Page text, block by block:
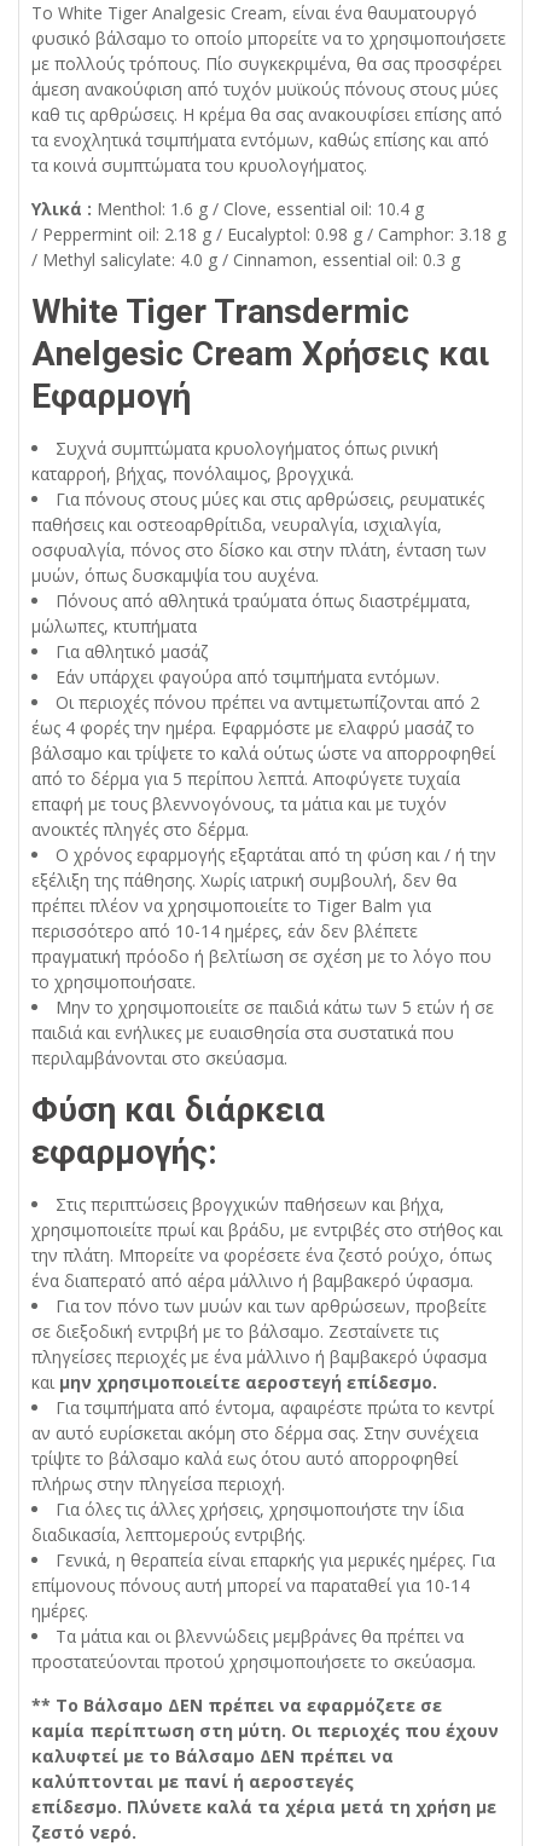
Το White Tiger Analgesic Cream, είναι ένα θαυματουργό
φυσικό βάλσαμο το οποίο μπορείτε να το χρησιμοποιήσετε
με πολλούς τρόπους. Πίο συγκεκριμένα, θα σας προσφέρει
άμεση ανακούφιση από τυχόν μυϊκούς πόνους στους μύες
καθ τις αρθρώσεις. Η κρέμα θα σας ανακουφίσει επίσης από
τα ενοχλητικά τσιμπήματα εντόμων, καθώς επίσης και από
τα κοινά συμπτώματα του κρυολογήματος.
Υλικά : Menthol: 1.6 g / Clove, essential oil: 10.4 g
/ Peppermint oil: 2.18 g / Eucalyptol: 0.98 g / Camphor: 3.18 g
/ Methyl salicylate: 4.0 g / Cinnamon, essential oil: 0.3 g
White Tiger Transdermic
Anelgesic Cream Χρήσεις και
Εφαρμογή
Συχνά συμπτώματα κρυολογήματος όπως ρινική
καταρροή, βήχας, πονόλαιμος, βρογχικά.
Για πόνους στους μύες και στις αρθρώσεις, ρευματικές
παθήσεις και οστεοαρθρίτιδα, νευραλγία, ισχιαλγία,
οσφυαλγία, πόνος στο δίσκο και στην πλάτη, ένταση των
μυών, όπως δυσκαμψία του αυχένα.
Πόνους από αθλητικά τραύματα όπως διαστρέμματα,
μώλωπες, κτυπήματα
Για αθλητικό μασάζ
Εάν υπάρχει φαγούρα από τσιμπήματα εντόμων.
Οι περιοχές πόνου πρέπει να αντιμετωπίζονται από 2
έως 4 φορές την ημέρα. Εφαρμόστε με ελαφρύ μασάζ το
βάλσαμο και τρίψετε το καλά ούτως ώστε να απορροφηθεί
από το δέρμα για 5 περίπου λεπτά. Αποφύγετε τυχαία
επαφή με τους βλεννογόνους, τα μάτια και με τυχόν
ανοικτές πληγές στο δέρμα.
Ο χρόνος εφαρμογής εξαρτάται από τη φύση και / ή την
εξέλιξη της πάθησης. Χωρίς ιατρική συμβουλή, δεν θα
πρέπει πλέον να χρησιμοποιείτε το Tiger Balm για
περισσότερο από 10-14 ημέρες, εάν δεν βλέπετε
πραγματική πρόοδο ή βελτίωση σε σχέση με το λόγο που
το χρησιμοποιήσατε.
Μην το χρησιμοποιείτε σε παιδιά κάτω των 5 ετών ή σε
παιδιά και ενήλικες με ευαισθησία στα συστατικά που
περιλαμβάνονται στο σκεύασμα.
Φύση και διάρκεια
εφαρμογής:
Στις περιπτώσεις βρογχικών παθήσεων και βήχα,
χρησιμοποιείτε πρωί και βράδυ, με εντριβές στο στήθος και
την πλάτη. Μπορείτε να φορέσετε ένα ζεστό ρούχο, όπως
ένα διαπερατό από αέρα μάλλινο ή βαμβακερό ύφασμα.
Για τον πόνο των μυών και των αρθρώσεων, προβείτε
σε διεξοδική εντριβή με το βάλσαμο. Ζεσταίνετε τις
πληγείσες περιοχές με ένα μάλλινο ή βαμβακερό ύφασμα
και μην χρησιμοποιείτε αεροστεγή επίδεσμο.
Για τσιμπήματα από έντομα, αφαιρέστε πρώτα το κεντρί
αν αυτό ευρίσκεται ακόμη στο δέρμα σας. Στην συνέχεια
τρίψτε το βάλσαμο καλά εως ότου αυτό απορροφηθεί
πλήρως στην πληγείσα περιοχή.
Για όλες τις άλλες χρήσεις, χρησιμοποιήστε την ίδια
διαδικασία, λεπτομερούς εντριβής.
Γενικά, η θεραπεία είναι επαρκής για μερικές ημέρες. Για
επίμονους πόνους αυτή μπορεί να παραταθεί για 10-14
ημέρες.
Τα μάτια και οι βλεννώδεις μεμβράνες θα πρέπει να
προστατεύονται προτού χρησιμοποιήσετε το σκεύασμα.
** Το Βάλσαμο ΔΕΝ πρέπει να εφαρμόζετε σε
καμία περίπτωση στη μύτη. Οι περιοχές που έχουν
καλυφτεί με το Βάλσαμο ΔΕΝ πρέπει να
καλύπτονται με πανί ή αεροστεγές
επίδεσμο. Πλύνετε καλά τα χέρια μετά τη χρήση με
ζεστό νερό.